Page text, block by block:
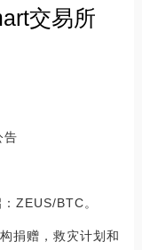
交易所
告
ZEUS/BTC。
捐赠，救灾计划和